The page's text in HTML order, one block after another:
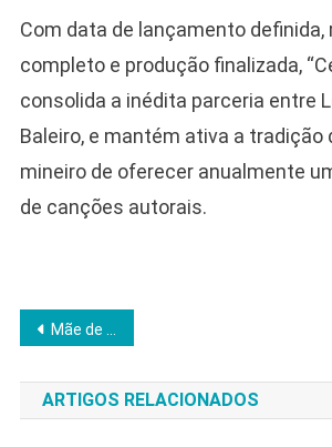
Com data de lançamento definida,
completo e produção finalizada,
consolida a inédita parceria entre
Baleiro, e mantém ativa a
mineiro de oferecer anualmente
de canções autorais.
Navegação
de
Post
Mãe de Emicida, Dona Jacira morre aos 60 e deixa legado cravado no rap brasileiro
ARTIGOS RELACIONADOS